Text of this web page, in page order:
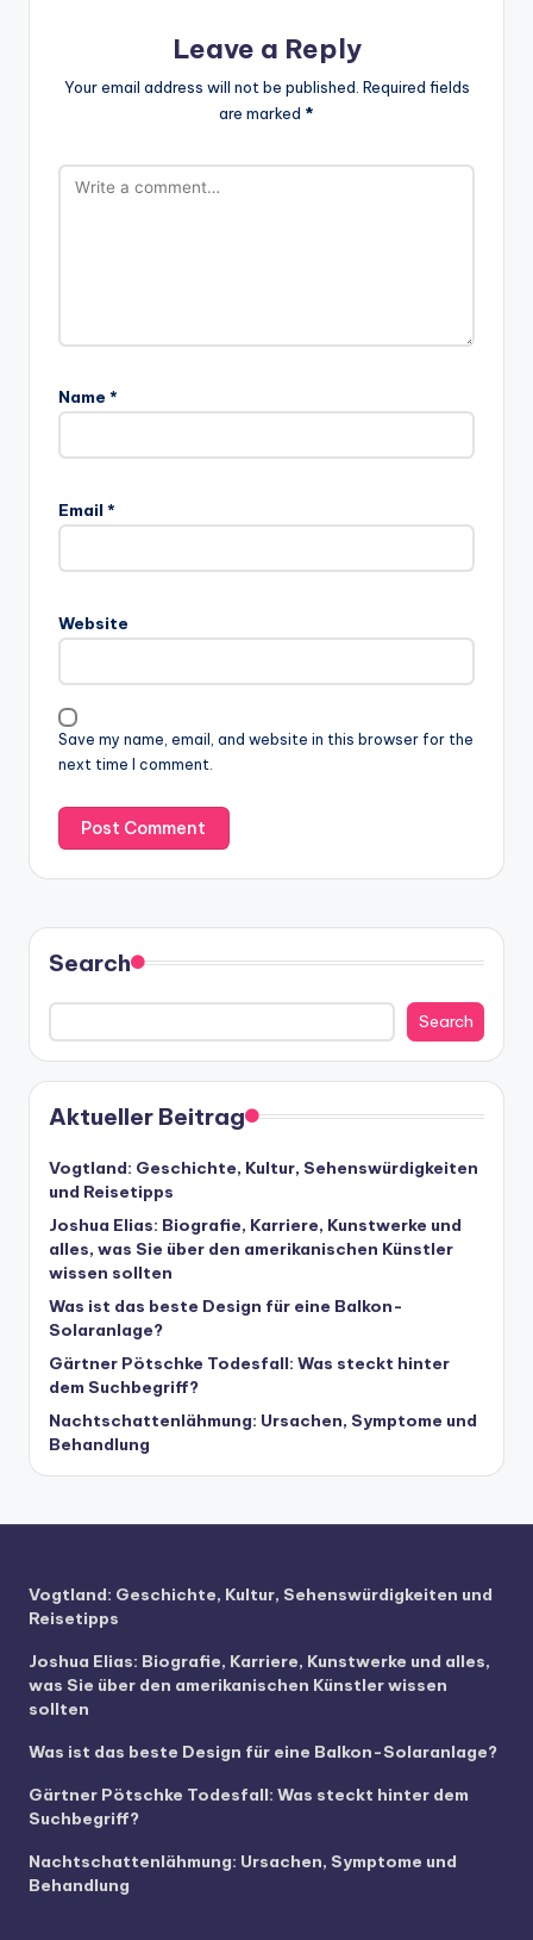
Leave a Reply
Your email address will not be published. Required fields
are marked *
Name *
Email *
Website
Save my name, email, and website in this browser for the
next time I comment.
Search
Search
Aktueller Beitrag
Vogtland: Geschichte, Kultur, Sehenswürdigkeiten
und Reisetipps
Joshua Elias: Biografie, Karriere, Kunstwerke und
alles, was Sie über den amerikanischen Künstler
wissen sollten
Was ist das beste Design für eine Balkon-
Solaranlage?
Gärtner Pötschke Todesfall: Was steckt hinter
dem Suchbegriff?
Nachtschattenlähmung: Ursachen, Symptome und
Behandlung
Vogtland: Geschichte, Kultur, Sehenswürdigkeiten und
Reisetipps
Joshua Elias: Biografie, Karriere, Kunstwerke und alles,
was Sie über den amerikanischen Künstler wissen
sollten
Was ist das beste Design für eine Balkon-Solaranlage?
Gärtner Pötschke Todesfall: Was steckt hinter dem
Suchbegriff?
Nachtschattenlähmung: Ursachen, Symptome und
Behandlung